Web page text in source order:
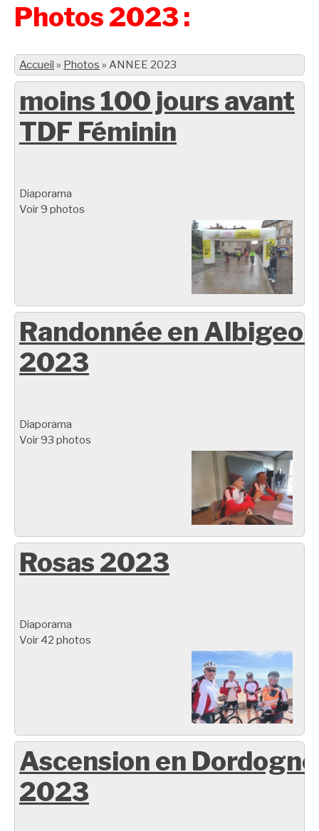
Photos 2023 :
Accueil » Photos » ANNEE 2023
moins 100 jours avant
TDF Féminin
Diaporama
Voir 9 photos
Randonnée en
2023
Diaporama
Voir 93 photos
Rosas 2023
Diaporama
Voir 42 photos
Ascension en Dordogne
2023